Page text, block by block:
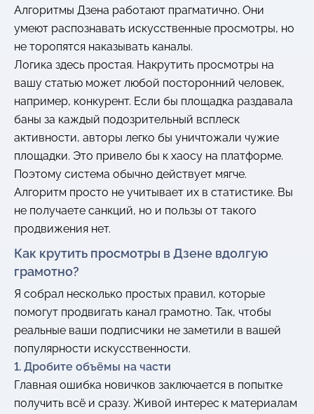
Алгоритмы Дзена работают прагматично. Они
умеют распознавать искусственные просмотры, но
не торопятся наказывать каналы.
Логика здесь простая. Накрутить просмотры на
вашу статью может любой посторонний человек,
например, конкурент. Если бы площадка раздавала
баны за каждый подозрительный всплеск
активности, авторы легко бы уничтожали чужие
площадки. Это привело бы к хаосу на платформе.
Поэтому система обычно действует мягче.
Алгоритм просто не учитывает их в статистике. Вы
не получаете санкций, но и пользы от такого
продвижения нет.
Как крутить просмотры в Дзене вдолгую
грамотно?
Я собрал несколько простых правил, которые
помогут продвигать канал грамотно. Так, чтобы
реальные ваши подписчики не заметили в вашей
популярности искусственности.
1. Дробите объёмы на части
Главная ошибка новичков заключается в попытке
получить всё и сразу. Живой интерес к материалам